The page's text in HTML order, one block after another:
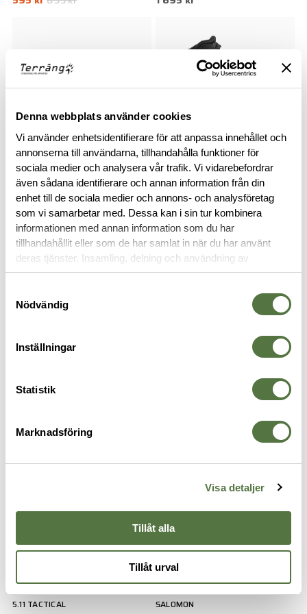
Denna webbplats använder cookies
Vi använder enhetsidentifierare för att anpassa innehållet och
annonserna till användarna, tillhandahålla funktioner för
sociala medier och analysera vår trafik. Vi vidarebefordrar
även sådana identifierare och annan information från din
enhet till de sociala medier och annons- och analysföretag
som vi samarbetar med. Dessa kan i sin tur kombinera
informationen med annan information som du har
tillhandahållit eller som de har samlat in när du har använt
deras tjänster. Insamling, delning och användning av
personuppgifter kan användas för personalisering av
Nödvändig
Inställningar
Statistik
Marknadsföring
Visa detaljer
Tillåt alla
Tillåt urval
SNIGEL
Liten Svensk Flagga (Grå/Svart)
- 12
85 kr
SALOMON
Quest 4D Forces 2 Black EN
2 495 kr
SNIGEL
3 895 kr
Notebook, Top Spiral, 10 x 15 cm,
5.11 TACTICAL SALOMON